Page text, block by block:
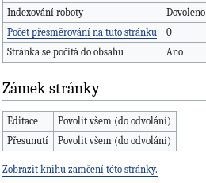
Indexování roboty
Dovoleno
Počet přesměrování na tuto stránku
0
Stránka se počítá do obsahu
Ano
Zámek stránky
Editace
Povolit všem (do odvolání)
Přesunutí
Povolit všem (do odvolání)
Zobrazit knihu zamčení této stránky.